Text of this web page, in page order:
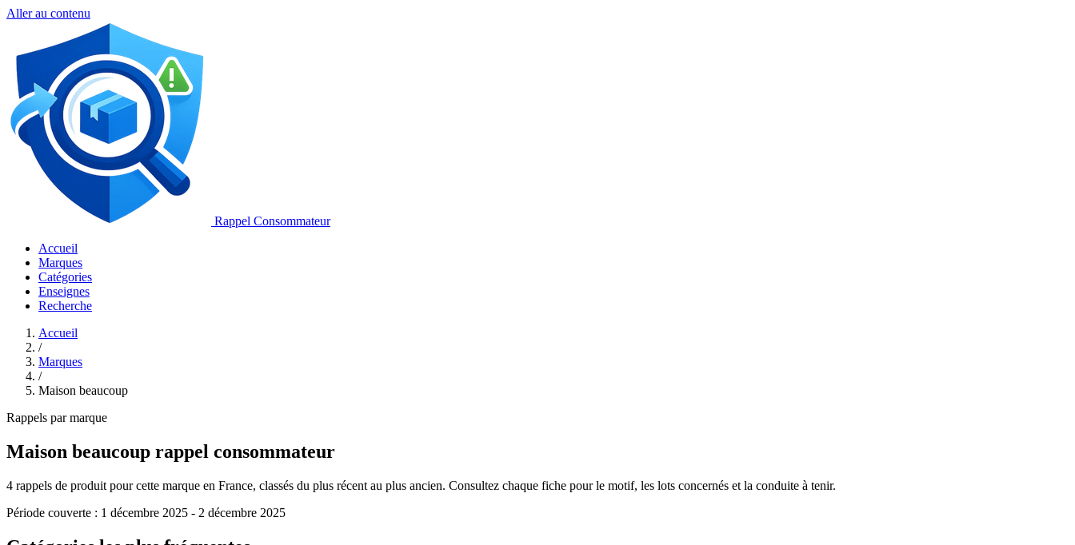
Aller au contenu
Rappel Consommateur
Accueil
Marques
Catégories
Enseignes
Recherche
Accueil
/
Marques
/
Maison beaucoup
Rappels par marque
Maison beaucoup rappel consommateur
4 rappels de produit pour cette marque en France, classés du plus récent au plus ancien. Consultez chaque fiche pour le motif, les lots concernés et la conduite à tenir.
Période couverte : 1 décembre 2025 - 2 décembre 2025